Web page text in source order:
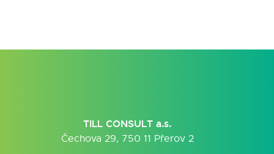
TILL CONSULT a.s.
Čechova 29, 750 11 Přerov 2